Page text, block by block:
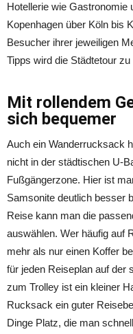
Hotellerie wie Gastronomie
Kopenhagen über Köln bis
Besucher ihrer jeweiligen
Tipps wird die Städtetour
Mit rollendem
sich bequemer
Auch ein Wanderrucksack
nicht in der städtischen U-
Fußgängerzone. Hier ist
Samsonite deutlich besser
Reise kann man die
auswählen. Wer häufig auf
mehr als nur einen Koffer
für jeden Reiseplan auf der
zum Trolley ist ein kleiner
Rucksack ein guter
Dinge Platz, die man